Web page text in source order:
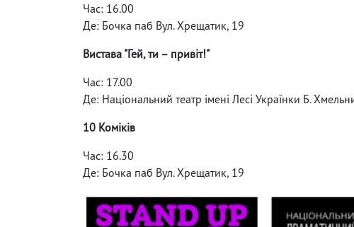
Час: 16.00
Де: Бочка паб Вул. Хрещатик, 19
Вистава "Гей, ти – привіт!"
Час: 17.00
Де: Національний театр імені Лесі Українки Б.
10 Коміків
Час: 16.30
Де: Бочка паб Вул. Хрещатик, 19